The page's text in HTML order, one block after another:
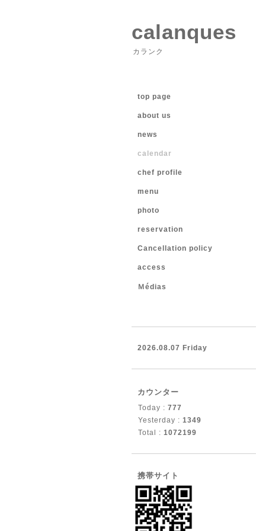
calanques
カランク
top page
about us
news
calendar
chef profile
menu
photo
reservation
Cancellation policy
access
Ｍédias
2026.08.07 Friday
カウンター
Today : 777
Yesterday : 1349
Total : 1072199
携帯サイト